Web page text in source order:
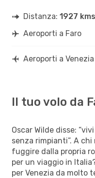
Distanza: 1927 kms
Aeroporti a Faro
Aeroporti a Venezia
Il tuo volo da
Oscar Wilde disse:
senza rimpianti”. A
fuggire dalla propria
per un viaggio in
per Venezia da molto